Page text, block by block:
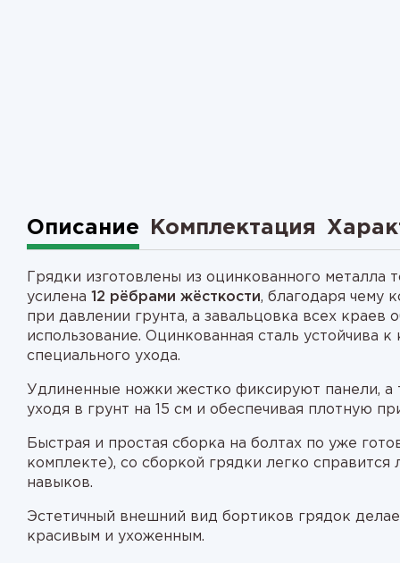
Описание Комплектация
Грядки изготовлены из оцинкованного
усилена 12 рёбрами жёсткости, благодаря чему
при давлении грунта, а завальцовка всех краев
использование. Оцинкованная сталь устойчива
специального ухода.
Удлиненные ножки жестко фиксируют панели,
уходя в грунт на 15 см и обеспечивая плотную
Быстрая и простая сборка на болтах по уже
комплекте), со сборкой грядки легко
навыков.
Эстетичный внешний вид бортиков грядок
красивым и ухоженным.